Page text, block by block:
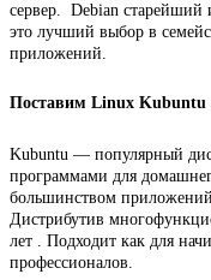
сервер. Debian старейший
это лучший выбор в
приложений.
Поставим Linux
Kubuntu — популярный
программами для
большинством
Дистрибутив
лет . Подходит как для
профессионалов.